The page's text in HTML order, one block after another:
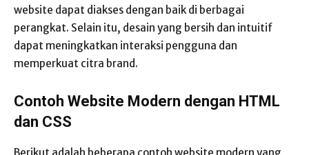
website dapat diakses dengan baik di berbagai
perangkat. Selain itu, desain yang bersih dan intuitif
dapat meningkatkan interaksi pengguna dan
memperkuat citra brand.
Contoh Website Modern dengan HTML
dan CSS